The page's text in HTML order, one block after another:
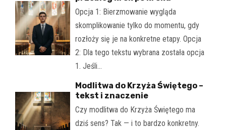
Opcja 1: Bierzmowanie wygląda
skomplikowanie tylko do momentu, gdy
rozłoży się je na konkretne etapy. Opcja
2: Dla tego tekstu wybrana została opcja
1. Jeśli…
Modlitwa do Krzyża Świętego –
tekst i znaczenie
Czy modlitwa do Krzyża Świętego ma
dziś sens? Tak — i to bardzo konkretny.